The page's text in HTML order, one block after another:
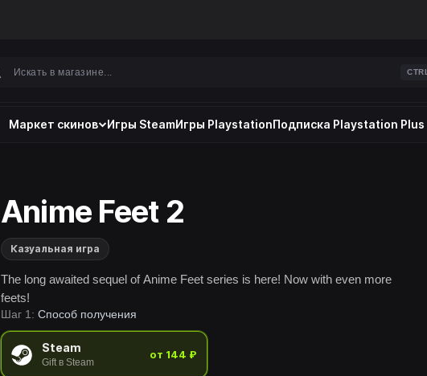
CTRL
Маркет скинов Игры SteamИгры PlaystationПодписка Playstation Plus
Anime Feet 2
Казуальная игра
The long awaited sequel of Anime Feet series is here! Now with even more
feets!
Шаг 1: Способ получения
Steam
Gift в Steam
от 144 ₽